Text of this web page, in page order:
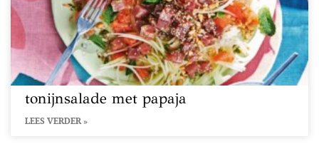
tonijnsalade met papaja
LEES VERDER »